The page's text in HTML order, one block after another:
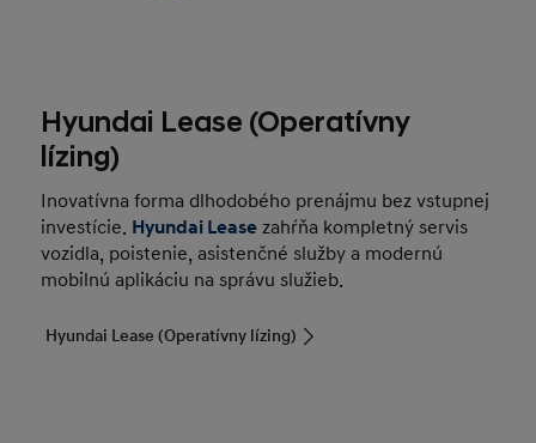
Hyundai Lease (Operatívny
lízing)
Inovatívna forma dlhodobého prenájmu bez vstupnej
investície. Hyundai Lease zahŕňa kompletný servis
vozidla, poistenie, asistenčné služby a modernú
mobilnú aplikáciu na správu služieb.
Hyundai Lease (Operatívny lízing)